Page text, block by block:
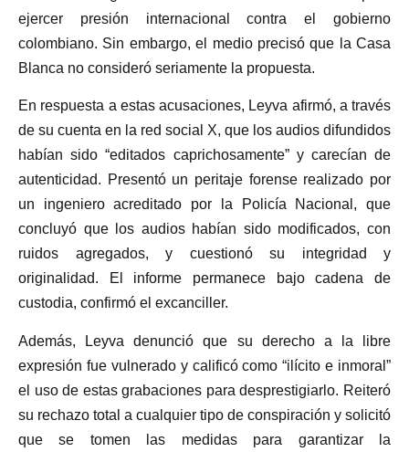
ejercer presión internacional contra el gobierno
colombiano. Sin embargo, el medio precisó que la Casa
Blanca no consideró seriamente la propuesta.
En respuesta a estas acusaciones, Leyva afirmó, a través
de su cuenta en la red social X, que los audios difundidos
habían sido “editados caprichosamente” y carecían de
autenticidad. Presentó un peritaje forense realizado por
un ingeniero acreditado por la Policía Nacional, que
concluyó que los audios habían sido modificados, con
ruidos agregados, y cuestionó su integridad y
originalidad. El informe permanece bajo cadena de
custodia, confirmó el excanciller.
Además, Leyva denunció que su derecho a la libre
expresión fue vulnerado y calificó como “ilícito e inmoral”
el uso de estas grabaciones para desprestigiarlo. Reiteró
su rechazo total a cualquier tipo de conspiración y solicitó
que se tomen las medidas para garantizar la